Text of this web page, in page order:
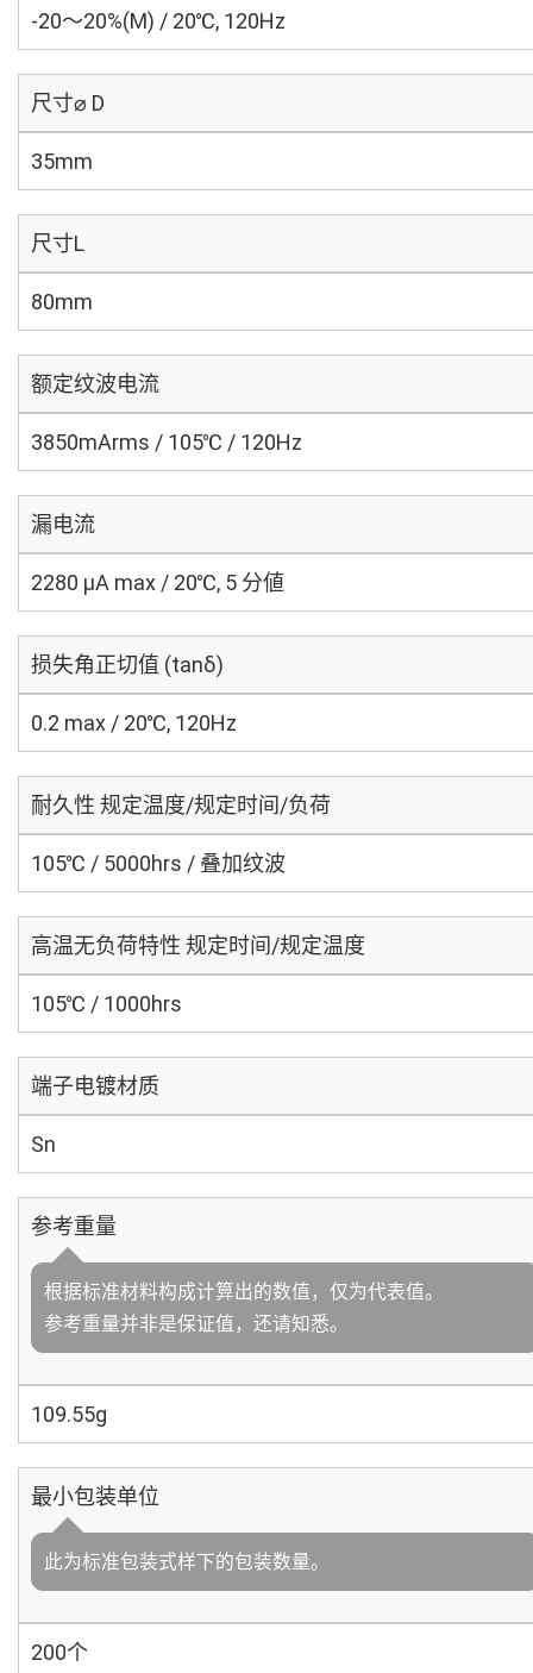
-20～20%(M) / 20℃, 120Hz
尺寸⌀ D
35mm
尺寸L
80mm
额定纹波电流
3850mArms / 105℃ / 120Hz
漏电流
2280 μA max / 20℃, 5 分値
损失角正切值 (tanδ)
0.2 max / 20℃, 120Hz
耐久性 规定温度/规定时间/负荷
105℃ / 5000hrs / 叠加纹波
高温无负荷特性 规定时间/规定温度
105℃ / 1000hrs
端子电镀材质
Sn
参考重量
根据标准材料构成计算出的数值，仅为代表值。
参考重量并非是保证值，还请知悉。
109.55g
最小包装单位
此为标准包装式样下的包装数量。
200个